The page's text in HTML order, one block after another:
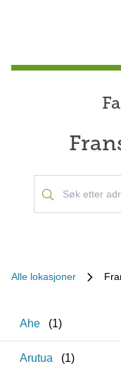
Alle lokasjoner
Ahe (1)
Arutua (1)